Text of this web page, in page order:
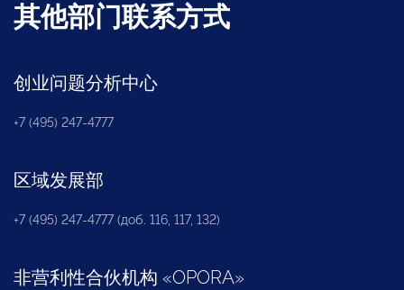
其他部门联系方式
创业问题分析中心
+7 (495) 247-4777
区域发展部
+7 (495) 247-4777 (доб. 116, 117, 132)
非营利性合伙机构 «OPORA»